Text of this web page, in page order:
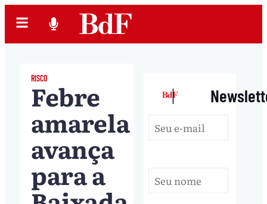
RISCO
Febre
amarela
avança
para a
|